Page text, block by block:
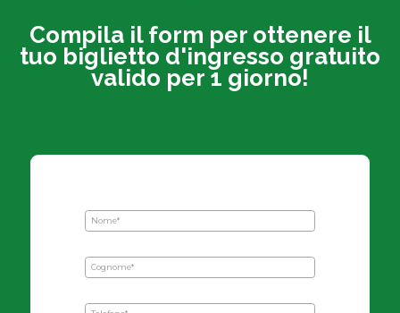
Compila il form per ottenere il
tuo biglietto d'ingresso gratuito
valido per 1 giorno!